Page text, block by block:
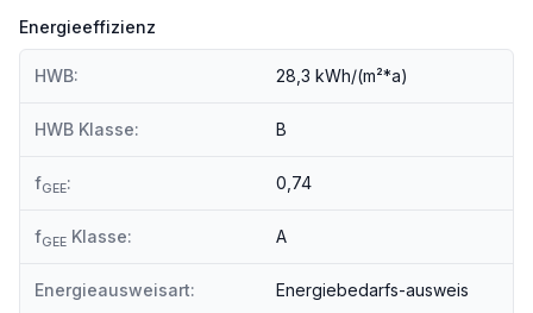
Energieeffizienz
HWB: 28,3 kWh/(m²*a)
HWB Klasse: B
fGEE: 0,74
fGEE Klasse: A
Energieausweisart: Energiebedarfs-ausweis